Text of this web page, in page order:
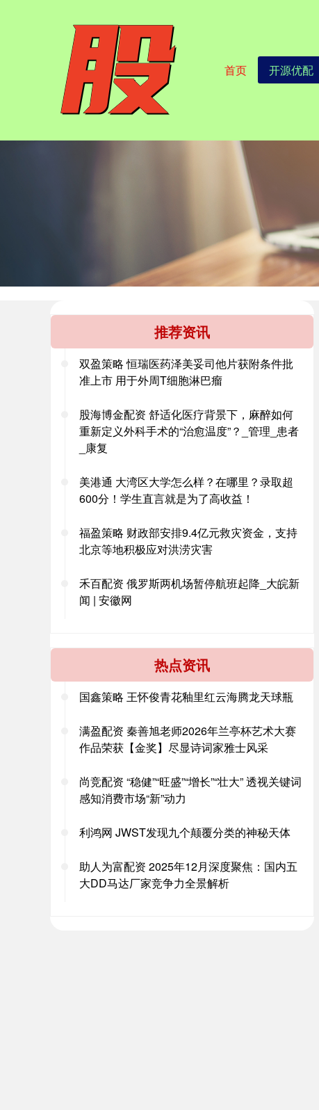
首页 开源优配
推荐资讯
双盈策略 恒瑞医药泽美妥司他片获附条件批
准上市 用于外周T细胞淋巴瘤
股海博金配资 舒适化医疗背景下，麻醉如何
重新定义外科手术的“治愈温度”？_管理_患者
_康复
美港通 大湾区大学怎么样？在哪里？录取超
600分！学生直言就是为了高收益！
福盈策略 财政部安排9.4亿元救灾资金，支持
北京等地积极应对洪涝灾害
禾百配资 俄罗斯两机场暂停航班起降_大皖新
闻 | 安徽网
热点资讯
国鑫策略 王怀俊青花釉里红云海腾龙天球瓶
满盈配资 秦善旭老师2026年兰亭杯艺术大赛
作品荣获【金奖】尽显诗词家雅士风采
尚竞配资 “稳健”“旺盛”“增长”“壮大” 透视关键词
感知消费市场“新”动力
利鸿网 JWST发现九个颠覆分类的神秘天体
助人为富配资 2025年12月深度聚焦：国内五
大DD马达厂家竞争力全景解析